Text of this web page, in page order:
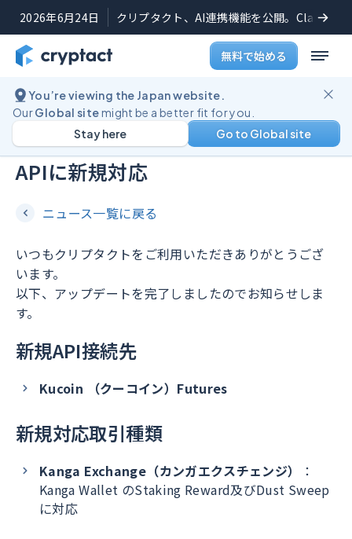
2026年6月24日 クリプタクト、AI連携機能を公開。Claude
無料で始める
You’re viewing the Japan website.
OurGlobal sitemight be a better fit for you.
Go to Global site
Stay here
機能アップデート
Kucoin（クーコイン）Futures の
APIに新規対応
ニュース一覧に戻る
いつもクリプタクトをご利用いただきありがとうござ
います。
以下、アップデートを完了しましたのでお知らせしま
す。
新規API接続先
Kucoin （クーコイン）Futures
新規対応取引種類
Kanga Exchange（カンガエクスチェンジ）
：
Kanga Wallet のStaking Reward及びDust Sweep
に対応